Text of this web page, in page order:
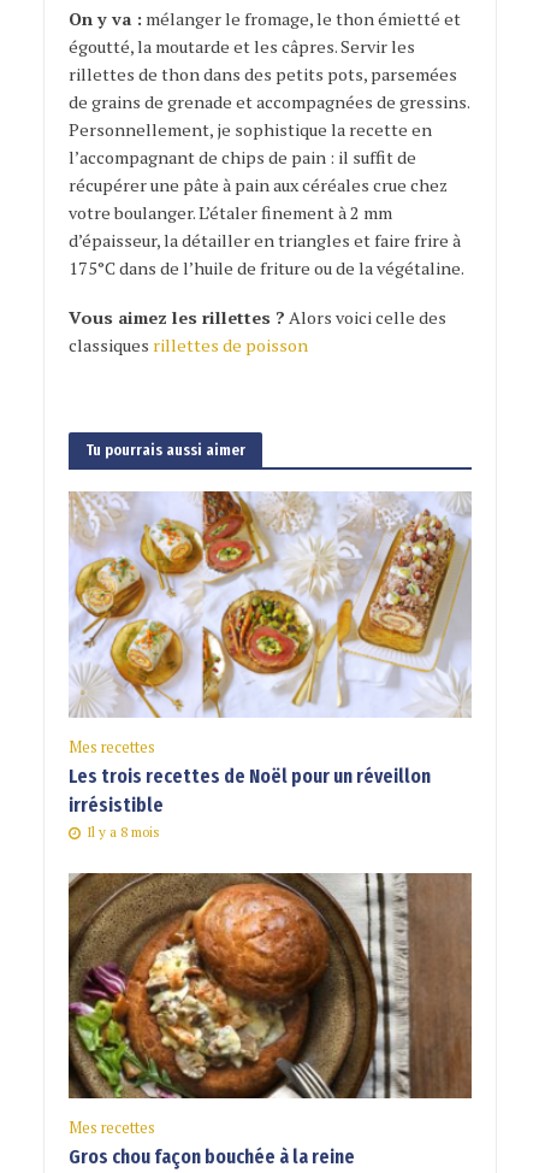
On y va : mélanger le fromage, le thon émietté et
égoutté, la moutarde et les câpres. Servir les
rillettes de thon dans des petits pots, parsemées
de grains de grenade et accompagnées de gressins.
Personnellement, je sophistique la recette en
l’accompagnant de chips de pain : il suffit de
récupérer une pâte à pain aux céréales crue chez
votre boulanger. L’étaler finement à 2 mm
d’épaisseur, la détailler en triangles et faire frire à
175°C dans de l’huile de friture ou de la végétaline.
Vous aimez les rillettes ? Alors voici celle des
classiques rillettes de poisson
Tu pourrais aussi aimer
Mes recettes
Les trois recettes de Noël pour un réveillon
irrésistible
Il y a 8 mois
Mes recettes
Gros chou façon bouchée à la reine